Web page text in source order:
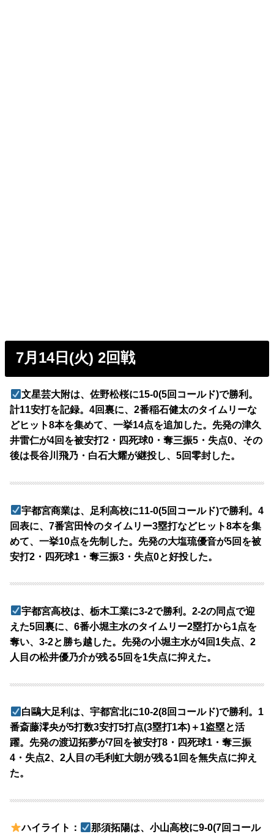
7月14日(火) 2回戦
文星芸大附は、佐野松桜に15-0(5回コールド)で勝利。
計11安打を記録。4回裏に、2番稲石健太のタイムリーな
どヒット8本を集めて、一挙14点を追加した。先発の津久
井雷仁が4回を被安打2・四死球0・奪三振5・失点0、その
後は長谷川飛乃・白石大耀が継投し、5回零封した。
宇都宮商業は、足利高校に11-0(5回コールド)で勝利。4
回表に、7番宮田怜のタイムリー3塁打などヒット8本を集
めて、一挙10点を先制した。先発の大塩琉優音が5回を被
安打2・四死球1・奪三振3・失点0と好投した。
宇都宮高校は、栃木工業に3-2で勝利。2-2の同点で迎
えた5回裏に、6番小堀主水のタイムリー2塁打から1点を
奪い、3-2と勝ち越した。先発の小堀主水が4回1失点、2
人目の松井優乃介が残る5回を1失点に抑えた。
白鷗大足利は、宇都宮北に10-2(8回コールド)で勝利。1
番斎藤澪央が5打数3安打5打点(3塁打1本)＋1盗塁と活
躍。先発の渡辺拓夢が7回を被安打8・四死球1・奪三振
4・失点2、2人目の毛利虹大朗が残る1回を無失点に抑え
た。
ハイライト： 那須拓陽は、小山高校に9-0(7回コール